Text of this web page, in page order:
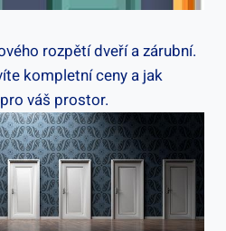
rozpětí dveří a zárubní.
kompletní ceny a jak
váš prostor.